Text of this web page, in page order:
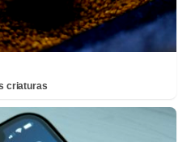
criaturas